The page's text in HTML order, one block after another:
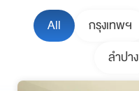
All กรุงเทพฯ
ลำปาง